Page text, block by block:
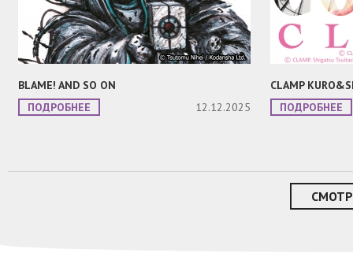
BLAME! AND SO ON
ПОДРОБНЕЕ
12.12.2025
CLAMP
ПОДРОБНЕЕ